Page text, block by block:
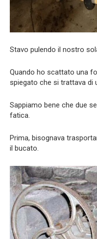
Stavo pulendo il nostro
Quando ho scattato una
spiegato che si trattava di
Sappiamo bene che due
fatica.
Prima, bisognava
il bucato.